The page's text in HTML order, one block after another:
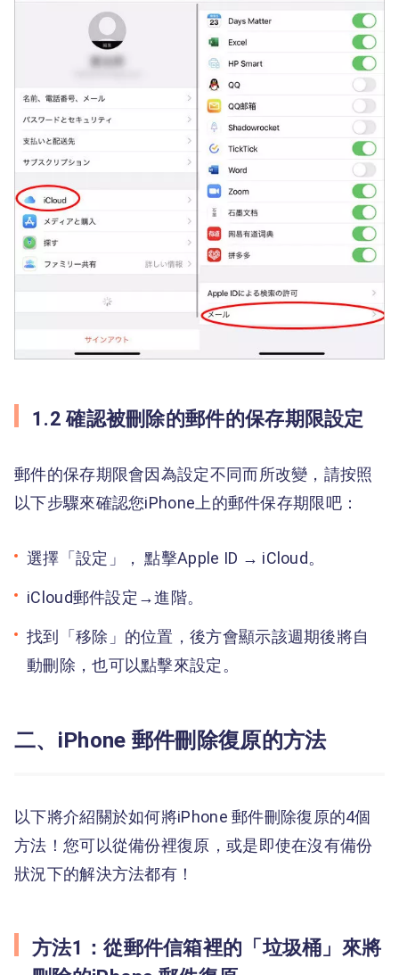
1.2 確認被刪除的郵件的保存期限設定
郵件的保存期限會因為設定不同而所改變，請按照
以下步驟來確認您iPhone上的郵件保存期限吧：
選擇「設定」， 點擊Apple ID → iCloud。
iCloud郵件設定→進階。
找到「移除」的位置，後方會顯示該週期後將自
動刪除，也可以點擊來設定。
二、iPhone 郵件刪除復原的方法
以下將介紹關於如何將iPhone 郵件刪除復原的4個
方法！您可以從備份裡復原，或是即使在沒有備份
狀況下的解決方法都有！
方法1：從郵件信箱裡的「垃圾桶」來將